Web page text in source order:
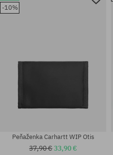
univerzálna veľkosť
-10%
Peňaženka Carhartt WIP Otis
37,90 €33,90 €